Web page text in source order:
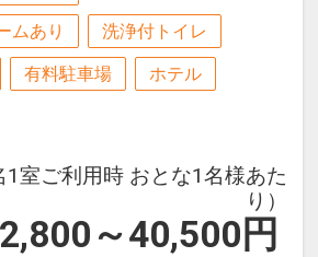
ムあり 洗浄付トイレ
有料駐車場 ホテル
1室ご利用時 おとな1名様あた
り）
～40,500 円